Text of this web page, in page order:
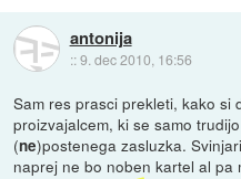
antonija
::9. dec 2010, 16:56
Sam res prasci prekleti, kako si
proizvajalcem, ki se samo
(ne)postenega zasluzka.
naprej ne bo noben kartel al pa